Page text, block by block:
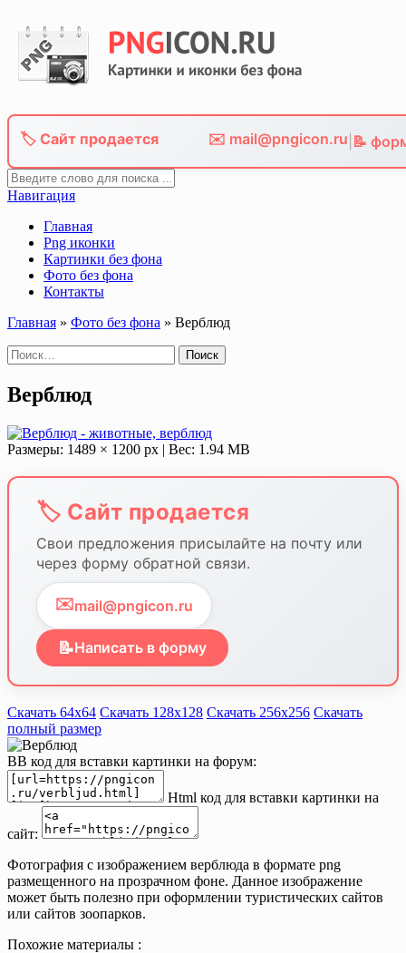
Skip
content
🏷️ Сайт продается ✉️ mail@pngicon.ru 📝
Навигация
Главная
Png иконки
Картинки без фона
Фото без фона
Контакты
Главная » Фото без фона » Верблюд
Найти:
Верблюд
Размеры: 1489 × 1200 px | Вес: 1.94 MB
🏷️ Сайт продается
Свои предложения присылайте на почту или
через форму обратной связи.
✉️mail@pngicon.ru
📝Написать в форму
Скачать 64х64 Скачать 128х128 Скачать 256х256 Скачать
полный размер
BB код для вставки картинки на форум:
Html код для вставки картинки на
сайт:
Фотография с изображением верблюда в формате png
размещенного на прозрачном фоне. Данное изображение
может быть полезно при оформлении туристических сайтов
или сайтов зоопарков.
Похожие материалы :